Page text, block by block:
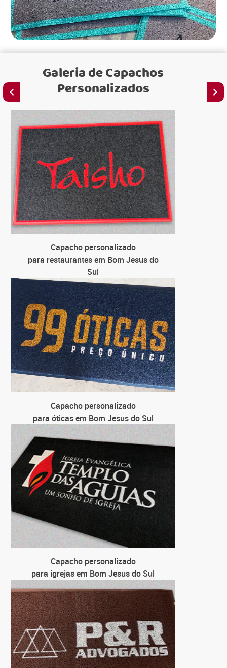
Galeria deCapachos
Personalizados
Capacho personalizado
para restaurantes em Bom Jesus do
Sul
Capacho personalizado
para óticas em Bom Jesus do Sul
Capacho personalizado
para igrejas em Bom Jesus do Sul